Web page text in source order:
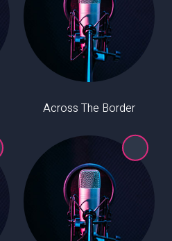
Across The Border